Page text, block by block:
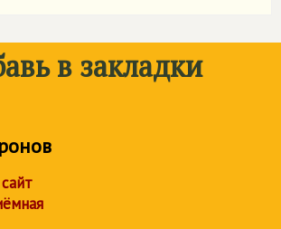
в закладки